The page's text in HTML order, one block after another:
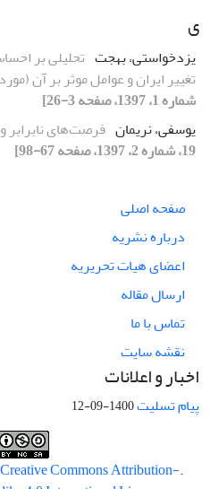
ی
یزدخواستی، بهجت تحلیلی بر
تغییر ایران و عوامل موثر بر آن
شماره 1، 1397، صفحه 3-26]
یوسفی، نریمان فرصت‌های نابرابر
19، شماره 2، 1397، صفحه 67-98]
صفحه اصلی
درباره نشریه
اعضای هیات تحریریه
ارسال مقاله
تماس با ما
نقشه سایت
اخبار و اعلانات
پیام تسلیت1400-09-12
.This work is licensed under a
Creative Commons Attribution-